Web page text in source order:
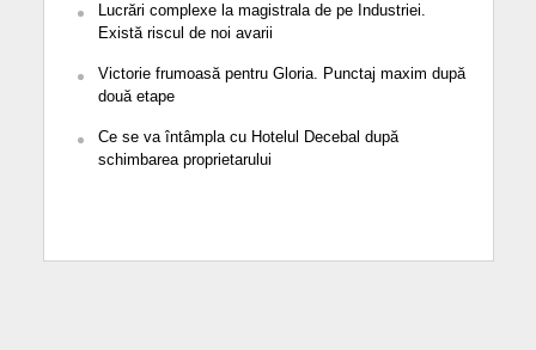
Lucrări complexe la magistrala de pe Industriei.
Există riscul de noi avarii
Victorie frumoasă pentru Gloria. Punctaj maxim după
două etape
Ce se va întâmpla cu Hotelul Decebal după
schimbarea proprietarului